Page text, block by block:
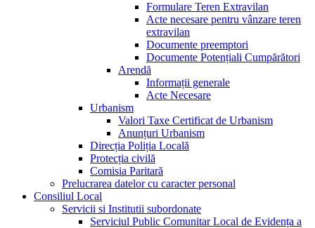
Formulare Teren Extravilan
Acte necesare pentru vânzare teren
extravilan
Documente preemptori
Documente Potențiali Cumpărători
Arendă
Informații generale
Acte Necesare
Urbanism
Valori Taxe Certificat de Urbanism
Anunțuri Urbanism
Direcția Poliția Locală
Protecția civilă
Comisia Paritară
Prelucrarea datelor cu caracter personal
Consiliul Local
Servicii si Institutii subordonate
Serviciul Public Comunitar Local de Evidența a